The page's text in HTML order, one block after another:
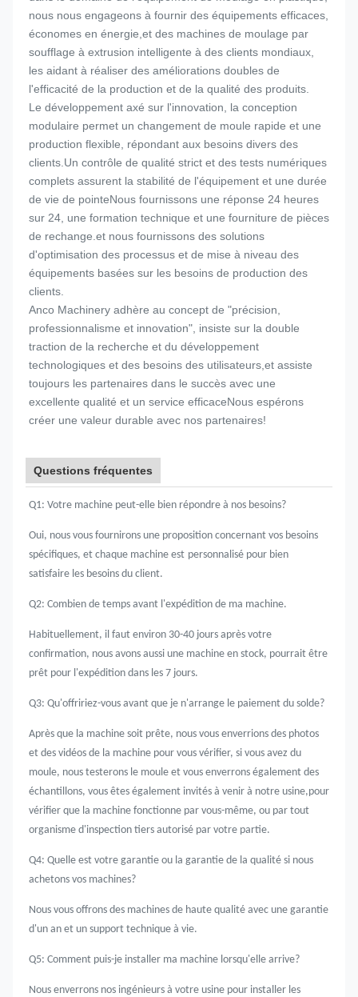
nous nous engageons à fournir des équipements efficaces,
économes en énergie,et des machines de moulage par
soufflage à extrusion intelligente à des clients mondiaux,
les aidant à réaliser des améliorations doubles de
l'efficacité de la production et de la qualité des produits.
Le développement axé sur l'innovation, la conception
modulaire permet un changement de moule rapide et une
production flexible, répondant aux besoins divers des
clients.Un contrôle de qualité strict et des tests numériques
complets assurent la stabilité de l'équipement et une durée
de vie de pointeNous fournissons une réponse 24 heures
sur 24, une formation technique et une fourniture de pièces
de rechange.et nous fournissons des solutions
d'optimisation des processus et de mise à niveau des
équipements basées sur les besoins de production des
clients.
Anco Machinery adhère au concept de "précision,
professionnalisme et innovation", insiste sur la double
traction de la recherche et du développement
technologiques et des besoins des utilisateurs,et assiste
toujours les partenaires dans le succès avec une
excellente qualité et un service efficaceNous espérons
créer une valeur durable avec nos partenaires!
Questions fréquentes
Q1: Votre machine peut-elle bien répondre à nos besoins?
Oui, nous vous fournirons une proposition concernant vos besoins
spécifiques, et chaque machine est personnalisé pour bien
satisfaire les besoins du client.
Q2: Combien de temps avant l'expédition de ma machine.
Habituellement, il faut environ 30-40 jours après votre
confirmation, nous avons aussi une machine en stock, pourrait être
prêt pour l'expédition dans les 7 jours.
Q3: Qu'offririez-vous avant que je n'arrange le paiement du solde?
Après que la machine soit prête, nous vous enverrions des photos
et des vidéos de la machine pour vous vérifier, si vous avez du
moule, nous testerons le moule et vous enverrons également des
échantillons, vous êtes également invités à venir à notre usine,pour
vérifier que la machine fonctionne par vous-même, ou par tout
organisme d'inspection tiers autorisé par votre partie.
Q4: Quelle est votre garantie ou la garantie de la qualité si nous
achetons vos machines?
Nous vous offrons des machines de haute qualité avec une garantie
d'un an et un support technique à vie.
Q5: Comment puis-je installer ma machine lorsqu'elle arrive?
Nous enverrons nos ingénieurs à votre usine pour installer les